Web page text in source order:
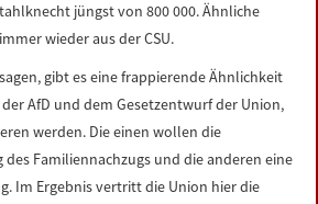
jüngst von 800 000. Ähnliche
wieder aus der CSU.
gibt es eine frappierende Ähnlichkeit
AfD und dem Gesetzentwurf der Union,
werden. Die einen wollen die
Familiennachzugs und die anderen eine
Im Ergebnis vertritt die Union hier die